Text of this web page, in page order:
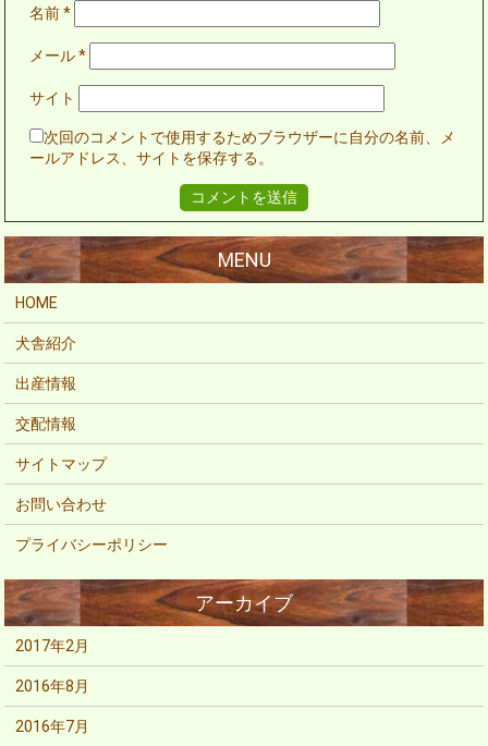
名前*
メール*
サイト
次回のコメントで使用するためブラウザーに自分の名前、メ
ールアドレス、サイトを保存する。
HOME
犬舎紹介
出産情報
交配情報
サイトマップ
お問い合わせ
プライバシーポリシー
2017年2月
2016年8月
2016年7月